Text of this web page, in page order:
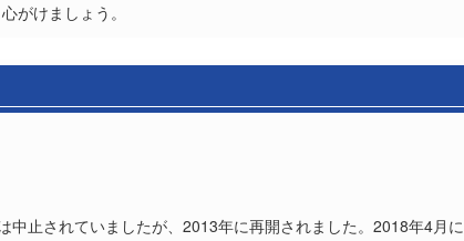
がけましょう。
止されていましたが、2013年に再開されました。2018年4月に